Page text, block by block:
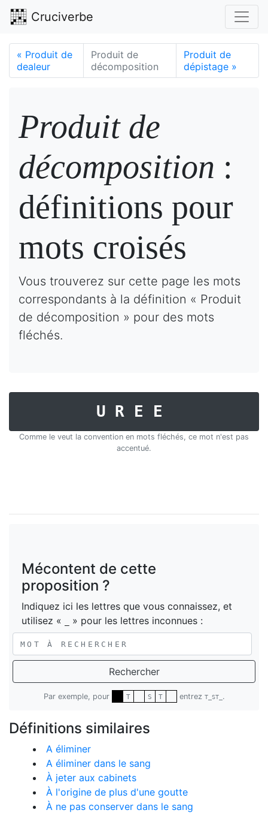
Cruciverbe
« Produit de
dealeur
Produit de
décomposition
Produit de
dépistage »
Produit de
décomposition :
définitions pour
mots croisés
Vous trouverez sur cette page les mots
correspondants à la définition « Produit
de décomposition » pour des mots
fléchés.
UREE
Comme le veut la convention en mots fléchés, ce mot n'est pas
accentué.
Mécontent de cette
proposition ?
Indiquez ici les lettres que vous connaissez, et
utilisez «
» pour les lettres inconnues :
Rechercher
Par exemple, pour T S T entrez T_ST_ .
Définitions similaires
A éliminer
A éliminer dans le sang
À jeter aux cabinets
À l'origine de plus d'une goutte
À ne pas conserver dans le sang